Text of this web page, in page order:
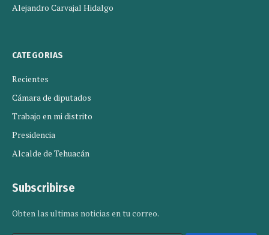
Alejandro Carvajal Hidalgo
CATEGORIAS
Recientes
Cámara de diputados
Trabajo en mi distrito
Presidencia
Alcalde de Tehuacán
Subscribirse
Obten las ultimas noticias en tu correo.